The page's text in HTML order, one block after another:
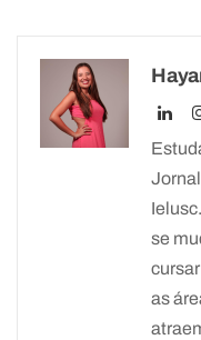
se
as